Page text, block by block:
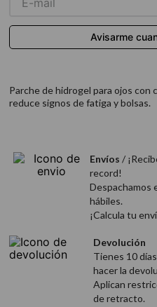
Parche de hidrogel para ojos con
reduce signos de fatiga y bolsas.
Envíos /
record!
Despachamos
hábiles.
¡Calcula tu
Devolución
Tienes 10
hacer la
Aplican
de retracto.